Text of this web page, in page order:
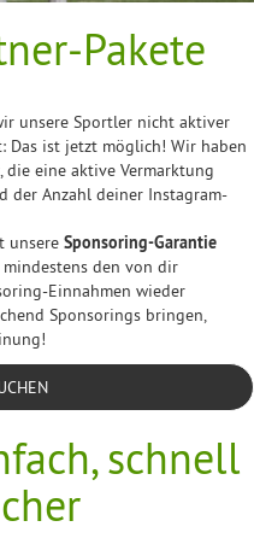
Pakete
unsere Sportler nicht aktiver
Das ist jetzt möglich! Wir haben
eine aktive Vermarktung
der Anzahl deiner Instagram-
unsere Sponsoring-Garantie
den von dir
Einnahmen wieder
Sponsorings bringen,
schnell